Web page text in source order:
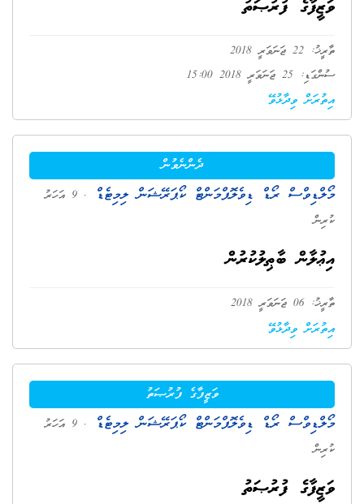
ވަޒީފާގެ ފުރުޞަތު
ތާރީޚު: 22 ޖަނަވަރީ 2018
ސުންގަޑި: 25 ޖަނަވަރީ 2018 15:00
އިތުރަށް ވިދާޅުވޭ
ދެންނެވުން
މޯލްޑިވްސް ރޯޑް ޑިވެލޮޕްމަންޓް ކޯޕަރޭޝަން ލިމިޓެޑް
. 9 އަހަރު
ކުރިން
އިޢުލާން ބާޠިލުކުރުން
ތާރީޚު: 06 ޖަނަވަރީ 2018
އިތުރަށް ވިދާޅުވޭ
ވަޒީފާގެ ފުރުޞަތު
މޯލްޑިވްސް ރޯޑް ޑިވެލޮޕްމަންޓް ކޯޕަރޭޝަން ލިމިޓެޑް
. 9 އަހަރު
ކުރިން
ވަޒީފާގެ ފުރުޞަތު